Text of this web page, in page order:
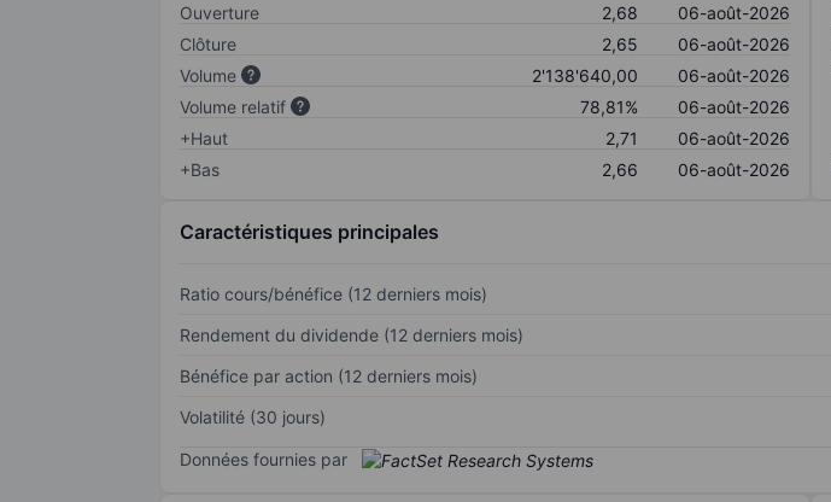
Ouverture
2,68
06-août-2026
Clôture
2,65
06-août-2026
Volume
2'138'640,00
06-août-2026
Volume relatif
78,81%
06-août-2026
+Haut
2,71
06-août-2026
+Bas
2,66 06-août-2026
Caractéristiques principales
Ratio cours/bénéfice (12 derniers mois)
Rendement du dividende (12 derniers mois)
Bénéfice par action (12 derniers mois)
Volatilité (30 jours)
Données fournies par